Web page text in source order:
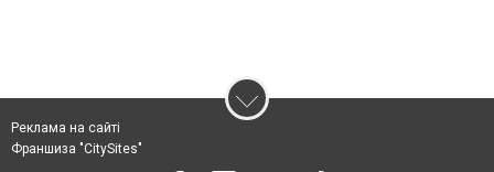
Реклама на сайті
Франшиза "CitySites"